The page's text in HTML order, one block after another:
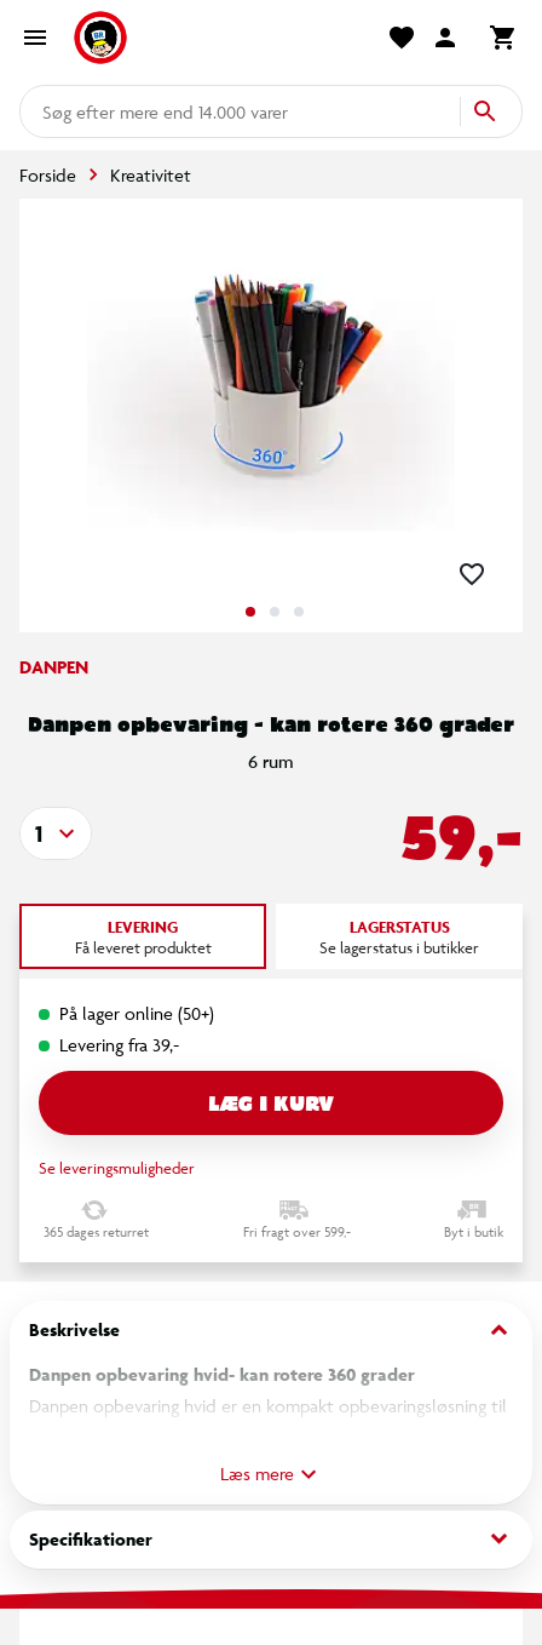
mere end 14.000 varer
Forside Kreativitet
DANPEN
Danpen opbevaring - kan rotere 360 grader
6 rum
59,-
1
LEVERING
Få leveret produktet
LAGERSTATUS
Se lagerstatus i butikker
På lager online (50+)
Levering fra 39,-
LÆG I KURV
Se leveringsmuligheder
365 dages returret Fri fragt over 599,- Byt i butik
Beskrivelse keyboard_arrow_down
Danpen opbevaring hvid- kan rotere 360 grader
Danpen opbevaring hvid er en kompakt opbevaringsløsning til
køkkenet eller ved makeupområdet. Det enkle design gør den
velegnet til opbevaring af småting, som skal være lette at få
fat i.
Opbevaringen har en roterende bund, som kan drejes 360
Læs mere
Specifikationer keyboard_arrow_down